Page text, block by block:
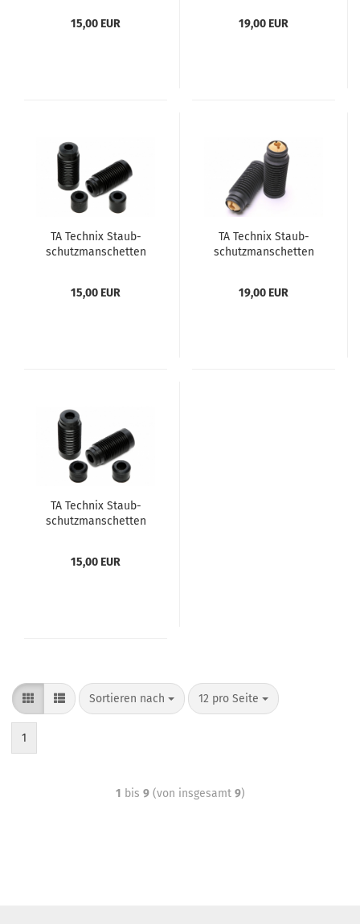
15,00 EUR
19,00 EUR
TA Tech­nix Staub­
schutz­man­schet­ten
15,00 EUR
TA Tech­nix Staub­
schutz­man­schet­ten
19,00 EUR
TA Tech­nix Staub­
schutz­man­schet­ten
15,00 EUR
Sortieren nach 12 pro Seite
1
1 bis 9(von insgesamt 9)